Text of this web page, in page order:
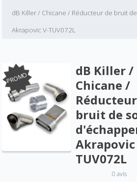
dB Killer / Chicane / Réducteur de bruit
Akrapovic V-TUV072L
PROMO
dB Killer /
Chicane /
bruit de
Akrapovic
TUV072L
0 avis